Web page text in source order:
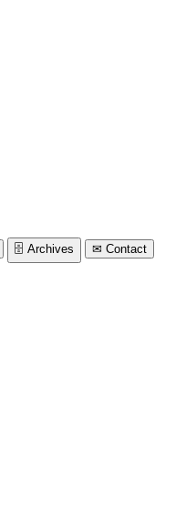
🗄 Archives ✉ Contact